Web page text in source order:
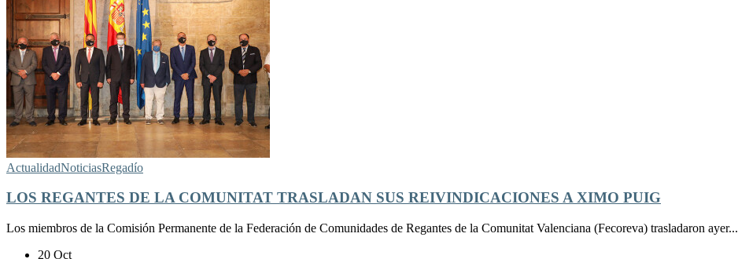
ActualidadNoticiasRegadío
LOS REGANTES DE LA COMUNITAT TRASLADAN SUS REIVINDICACIONES A XIMO PUIG
Los miembros de la Comisión Permanente de la Federación de Comunidades de Regantes de la Comunitat Valenciana (Fecoreva) trasladaron ayer...
20 Oct